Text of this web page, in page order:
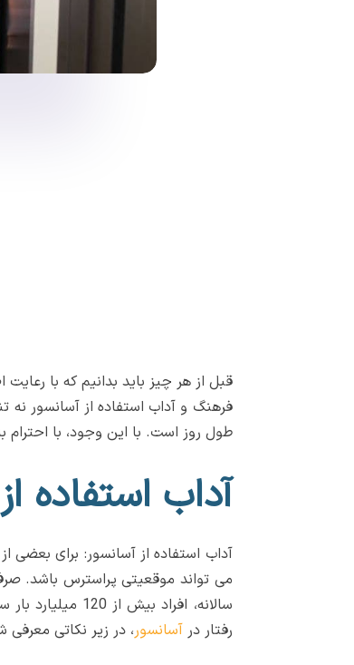
قبل از هر چیز باید بدانیم که با
فرهنگ و آداب استفاده از آسانسور
طول روز است. با این وجود، با احترام
آداب استفاده
آداب استفاده از آسانسور: برای بعضی
می تواند موقعیتی پراسترس باشد. صرف
سالانه،
رفتار درآسانسور، در زیر نکاتی